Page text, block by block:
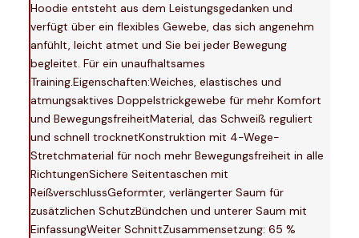
Hoodie entsteht aus dem Leistungsgedanken und
verfügt über ein flexibles Gewebe, das sich angenehm
anfühlt, leicht atmet und Sie bei jeder Bewegung
begleitet. Für ein unaufhaltsames
Training.Eigenschaften:Weiches, elastisches und
atmungsaktives Doppelstrickgewebe für mehr Komfort
und BewegungsfreiheitMaterial, das Schweiß reguliert
und schnell trocknetKonstruktion mit 4-Wege-
Stretchmaterial für noch mehr Bewegungsfreiheit in alle
RichtungenSichere Seitentaschen mit
ReißverschlussGeformter, verlängerter Saum für
zusätzlichen SchutzBündchen und unterer Saum mit
EinfassungWeiter SchnittZusammensetzung: 65 %